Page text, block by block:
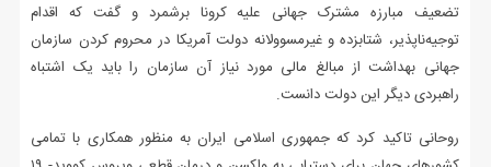
تضعیف مبارزه مشترک جهانی علیه کرونا برشمرد و گفت که اقدام
توجیه‌ناپذیر، شتابزده و غیرمسوولانه دولت آمریکا در محروم کردن سازمان
جهانی بهداشت از مبالغ مالی مورد نیاز آن سازمان را باید یک اشتباه
راهبردی دیگر این دولت دانست.
روحانی تاکید کرد که جمهوری اسلامی ایران به منظور همکاری با تمامی